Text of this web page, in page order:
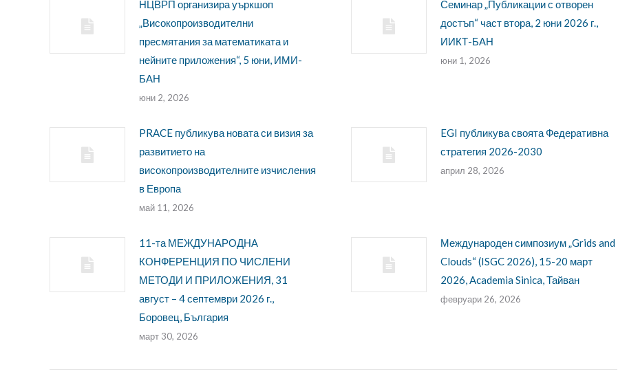
НЦВРП организира уъркшоп
„Високопроизводителни
пресмятания за математиката и
нейните приложения“, 5 юни, ИМИ-
БАН
юни 2, 2026
Семинар „Публикации с отворен
достъп“ част втора, 2 юни 2026 г.,
ИИКТ-БАН
юни 1, 2026
PRACE публикува новата си визия за
развитието на
високопроизводителните изчисления
в Европа
май 11, 2026
EGI публикува своята Федеративна
стратегия 2026-2030
април 28, 2026
11-та МЕЖДУНАРОДНА
КОНФЕРЕНЦИЯ ПО ЧИСЛЕНИ
МЕТОДИ И ПРИЛОЖЕНИЯ, 31
август – 4 септември 2026 г.,
Боровец, България
март 30, 2026
Международен симпозиум „Grids and
Clouds“ (ISGC 2026), 15-20 март
2026, Academia Sinica, Тайван
февруари 26, 2026